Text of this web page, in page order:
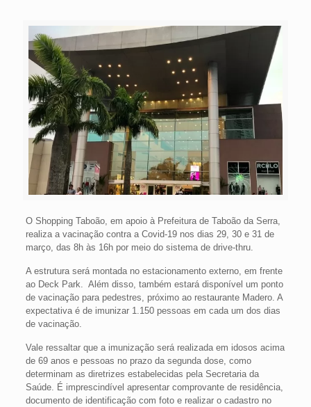
O Shopping Taboão, em apoio à Prefeitura de Taboão da Serra,
realiza a vacinação contra a Covid-19 nos dias 29, 30 e 31 de
março, das 8h às 16h por meio do sistema de drive-thru.
A estrutura será montada no estacionamento externo, em frente
ao Deck Park. Além disso, também estará disponível um ponto
de vacinação para pedestres, próximo ao restaurante Madero. A
expectativa é de imunizar 1.150 pessoas em cada um dos dias
de vacinação.
Vale ressaltar que a imunização será realizada em idosos acima
de 69 anos e pessoas no prazo da segunda dose, como
determinam as diretrizes estabelecidas pela Secretaria da
Saúde. É imprescindível apresentar comprovante de residência,
documento de identificação com foto e realizar o cadastro no